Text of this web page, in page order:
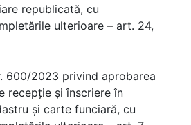
republicată, cu
ulterioare – art. 24,
600/2023 privind aprobarea
recepţie şi înscriere în
şi carte funciară, cu